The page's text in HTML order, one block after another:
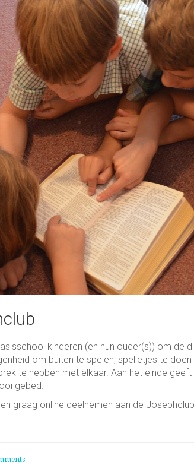
kinderen (en hun ouder(s)) om de
om buiten te spelen, spelletjes te
te hebben met elkaar. Aan het einde
gebed.
graag online deelnemen aan de